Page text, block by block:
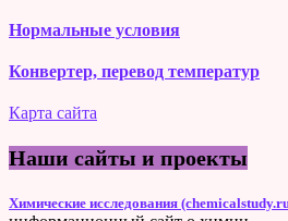
Нормальные условия
Конвертер, перевод температур
Карта сайта
Наши сайты и проекты
Химические исследования